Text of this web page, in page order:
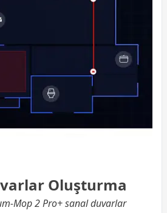
Oluşturma
Mop 2 Pro+ sanal duvarlar